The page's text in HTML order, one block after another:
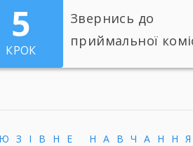
5
КРОК
Звернись до
приймальної
НАВЧАННЯ